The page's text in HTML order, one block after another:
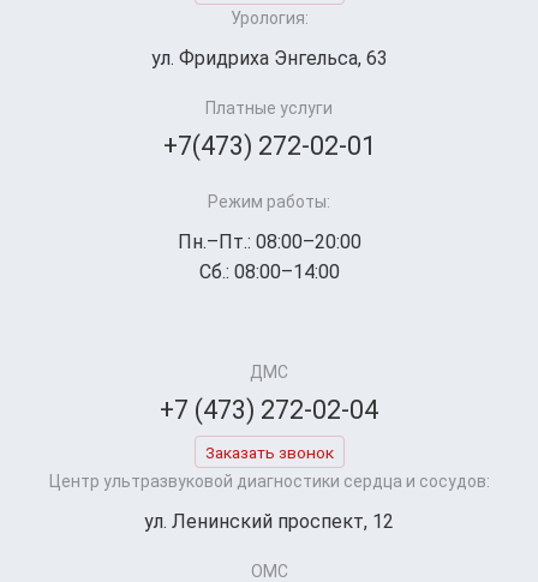
Урология:
ул. Фридриха Энгельса, 63
Платные услуги
+7(473) 272-02-01
Режим работы:
Пн.–Пт.: 08:00–20:00
Сб.: 08:00–14:00
ДМС
+7 (473) 272-02-04
Заказать звонок
Центр ультразвуковой диагностики сердца и сосудов:
ул. Ленинский проспект, 12
ОМС